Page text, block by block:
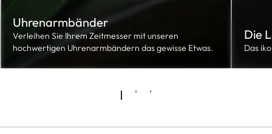
Uhrenarmbänder
Verleihen Sie Ihrem Zeitmesser mit unseren
hochwertigen Uhrenarmbändern das gewisse Etwas.
Die
Das